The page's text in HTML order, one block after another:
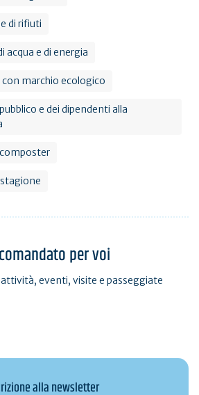
di rifiuti
acqua e di energia
marchio ecologico
e dei dipendenti alla
per voi
eventi, visite e passeggiate
alla newsletter